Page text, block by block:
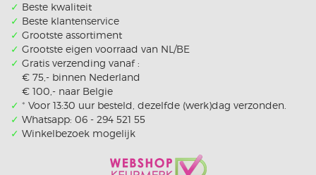
✓ Beste kwaliteit
✓ Beste klantenservice
✓ Grootste assortiment
✓ Grootste eigen voorraad van NL/BE
✓ Gratis verzending vanaf :
€ 75,- binnen Nederland
€ 100,- naar Belgie
✓ * Voor 13:30 uur besteld, dezelfde (werk)dag verzonden.
✓ Whatsapp: 06 - 294 521 55
✓ Winkelbezoek mogelijk